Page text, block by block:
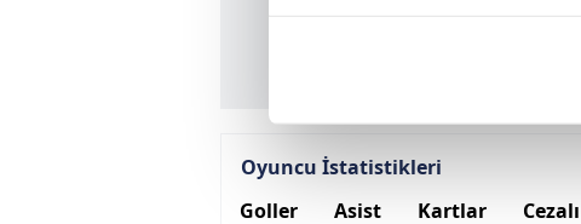
Sizlere daha iyi bir hizmet
Oyuncu İstatistikleri
Goller
Asist Kartlar Cezalı